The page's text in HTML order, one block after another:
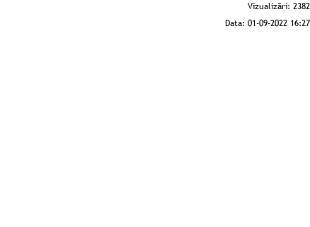
Vizualizări: 2382
Data: 01-09-2022 16:27